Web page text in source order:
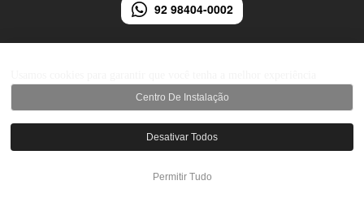
92 98404-0002
© 2026 Instituto Durango Duarte - Todos os direitos reservados.
Desenvolvido por iMarketing Agência Digital
Centro De Instalação
Desativar Todos
Permitir Tudo